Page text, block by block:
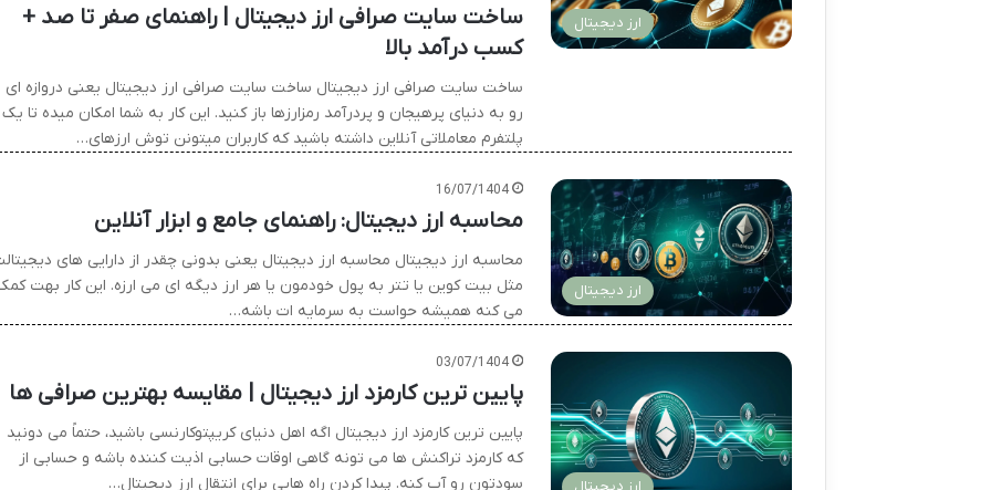
ارز دیجیتال
ساخت سایت صرافی ارز دیجیتال | راهنمای صفر تا صد +
کسب درآمد بالا
ساخت سایت صرافی ارز دیجیتال ساخت سایت صرافی ارز دیجیتال یعنی دروازه ای
رو به دنیای پرهیجان و پردرآمد رمزارزها باز کنید. این کار به شما امکان میده تا یک
پلتفرم معاملاتی آنلاین داشته باشید که کاربران میتونن توش ارزهای…
ارز دیجیتال
16/07/1404
محاسبه ارز دیجیتال: راهنمای جامع و ابزار آنلاین
محاسبه ارز ديجيتال محاسبه ارز دیجیتال یعنی بدونی چقدر از دارایی های
مثل بیت کوین یا تتر به پول خودمون یا هر ارز دیگه ای می ارزه. این کار بهت
می کنه همیشه حواست به سرمایه ات باشه…
ارز دیجیتال
03/07/1404
پایین ترین کارمزد ارز دیجیتال | مقایسه بهترین صرافی ها
پایین ترین کارمزد ارز دیجیتال اگه اهل دنیای کریپتوکارنسی باشید، حتماً می دونید
که کارمزد تراکنش ها می تونه گاهی اوقات حسابی اذیت کننده باشه و حسابی از
سودتون رو آب کنه. پیدا کردن راه هایی برای انتقال ارز دیجیتال…